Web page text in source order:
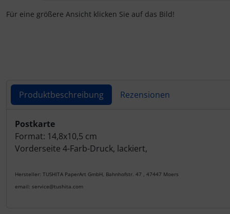
Für eine größere Ansicht klicken Sie auf das Bild!
Produktbeschreibung Rezensionen
Produktbeschreibung
Postkarte
Format: 14,8x10,5 cm
Vorderseite 4-Farb-Druck, lackiert,
Hersteller: TUSHITA PaperArt GmbH, Bahnhofstr. 47 , 47447 Moers
email: service@tushita.com